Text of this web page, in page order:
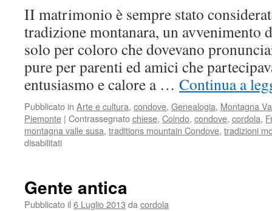
II matrimonio è sempre stato
tradizione montanara, un avvenimento
solo per coloro che dovevano
pure per parenti ed amici che
entusiasmo e calore a … Continua a
Pubblicato in Arte e cultura, condove, Genealogia, Montagna
Piemonte | Contrassegnatochiese, Coindo, condove, cordola,
montagna valle susa, traditions mountain Condove, tradizioni
disabilitatisu
Gente antica
Pubblicato il 6 Luglio 2013 da cordola